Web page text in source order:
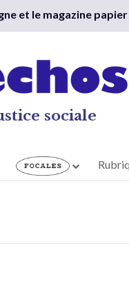
et le magazine
sociale